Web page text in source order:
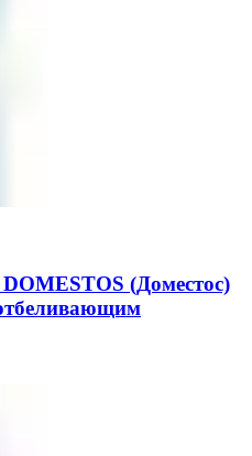
(Доместос)